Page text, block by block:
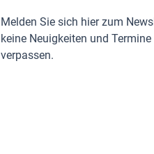
Melden Sie sich hier zum
keine Neuigkeiten und Termine
verpassen.